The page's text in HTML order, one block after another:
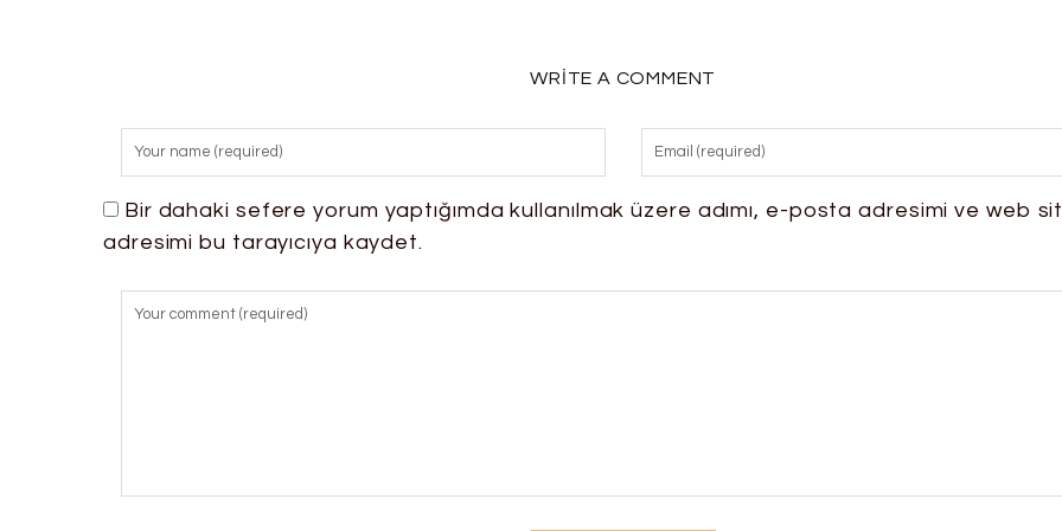
WRITE A COMMENT
Bir dahaki sefere yorum yaptığımda kullanılmak üzere adımı, e-posta adresimi ve web
adresimi bu tarayıcıya kaydet.